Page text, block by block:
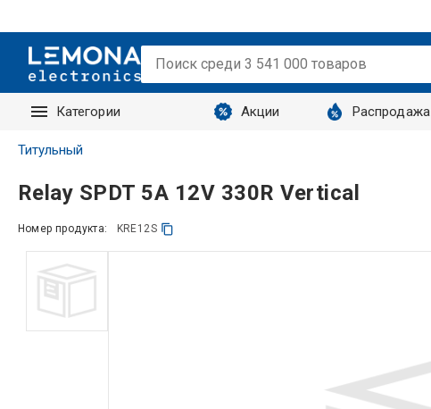
Категории Акции Распродажа
Запросы
Титульный
Relay SPDT 5A 12V 330R Vertical
Номер продукта: KRE12S